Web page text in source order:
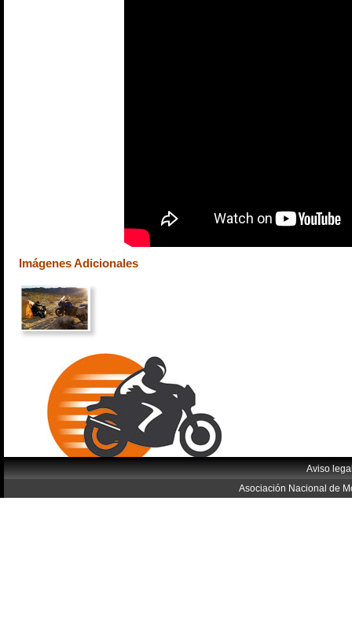
Imágenes Adicionales
Aviso
Asociación Nacional de